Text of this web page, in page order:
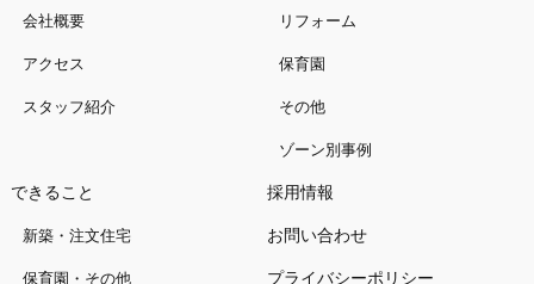
会社概要
アクセス
スタッフ紹介
リフォーム
保育園
その他
ゾーン別事例
できること
新築・注文住宅
保育園・その他
採用情報
お問い合わせ
プライバシーポリシー